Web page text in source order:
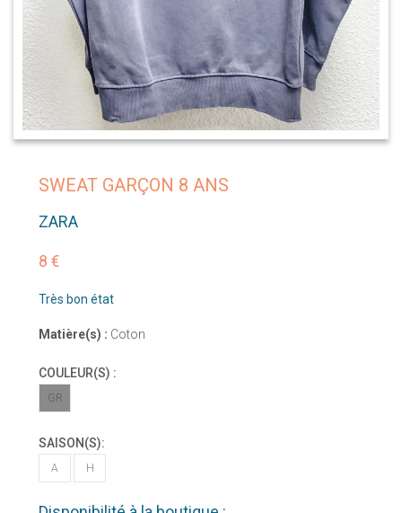
SWEAT GARÇON 8 ANS
ZARA
8 €
Très bon état
Matière(s) : Coton
COULEUR(S) :
GR
SAISON(S):
A H